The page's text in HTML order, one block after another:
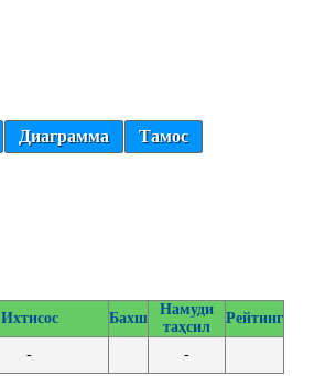
Диаграмма Тамос
Ихтисос Бахш
Намуди
таҳсил
Рейтинг
- -